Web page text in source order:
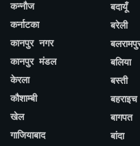
कन्नौज
कर्नाटका
कानपुर नगर
कानपुर मंडल
केरला
कौशाम्बी
खेल
गाजियाबाद
बदायूँ
बरेली
बलिया
बस्ती
बहराइच
बागपत
बांदा